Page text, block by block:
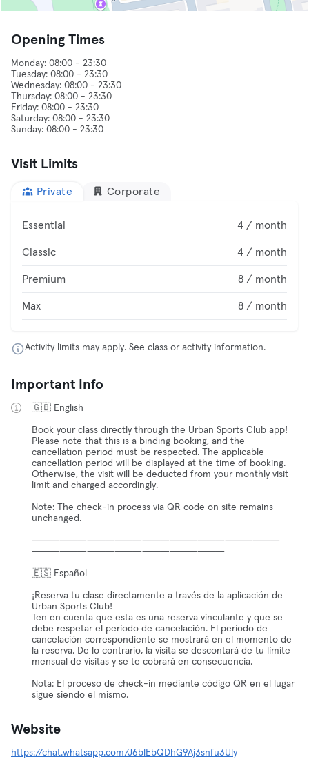
Opening Times
Monday: 08:00 - 23:30
Tuesday: 08:00 - 23:30
Wednesday: 08:00 - 23:30
Thursday: 08:00 - 23:30
Friday: 08:00 - 23:30
Saturday: 08:00 - 23:30
Visit Limits
Private Corporate
Essential 4 / month
Classic 4 / month
Premium 8 / month
Max 8 / month
Activity limits may apply. See class or activity information.
Important Info
🇬🇧 English
Book your class directly through the Urban Sports Club app!
Please note that this is a binding booking, and the
cancellation period must be respected. The applicable
cancellation period will be displayed at the time of booking.
Otherwise, the visit will be deducted from your monthly visit
limit and charged accordingly.
Note: The check-in process via QR code on site remains
unchanged.
⸻⸻⸻⸻⸻⸻⸻⸻⸻
⸻⸻⸻⸻⸻⸻⸻
🇪🇸 Español
¡Reserva tu clase directamente a través de la aplicación de
Urban Sports Club!
Ten en cuenta que esta es una reserva vinculante y que se
debe respetar el período de cancelación. El período de
cancelación correspondiente se mostrará en el momento de
la reserva. De lo contrario, la visita se descontará de tu límite
mensual de visitas y se te cobrará en consecuencia.
Nota: El proceso de check-in mediante código QR en el lugar
sigue siendo el mismo.
Website
https://chat.whatsapp.com/J6blEbQDhG9Aj3snfu3Uly